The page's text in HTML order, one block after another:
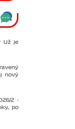
Už je
nový
2 -
po